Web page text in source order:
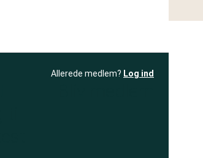
Allerede medlem? Log ind